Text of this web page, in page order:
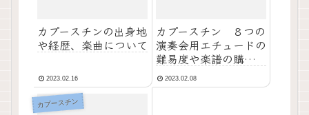
カプースチンの出身地
や経歴、楽曲について
2023.02.16
カプースチン ８つの
演奏会用エチュードの
難易度や楽譜の購入
は？
2023.02.08
カプースチン